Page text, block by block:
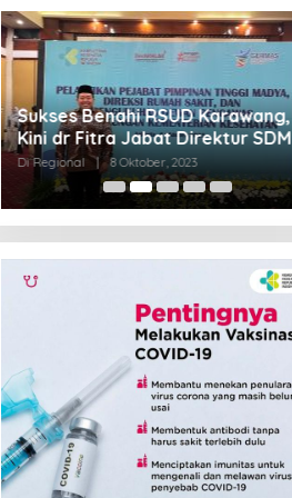
Sukses Benahi RSUD Karawang,
Kini dr Fitra Jabat Direktur SDM
RSHS Bandung
Di Regional | 8 Oktober, 2023